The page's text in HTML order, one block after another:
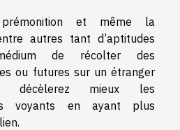
et même la
autres tant d’aptitudes
de récolter des
ou futures sur un étranger
décèlerez mieux les
voyants en ayant plus
.